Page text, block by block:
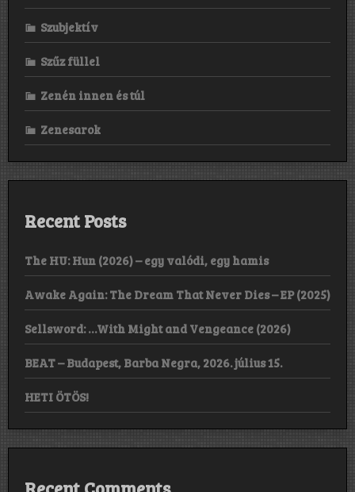
Szubjektív
Szűz füllel
Zenén innen és túl
Zenesarok
Recent Posts
The HU: Hun (2026) – egy valódi, egy hamis
Awake Again: The Dream That Never Dies – EP (2025)
Sellsword: …With Might and Vengeance (2026)
BEAT – Budapest, Barba Negra, 2026. július 15.
HETI ÖTÖS!